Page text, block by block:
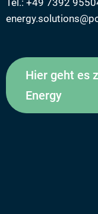
Tel.: +49 7392
Hier geht es
Energy